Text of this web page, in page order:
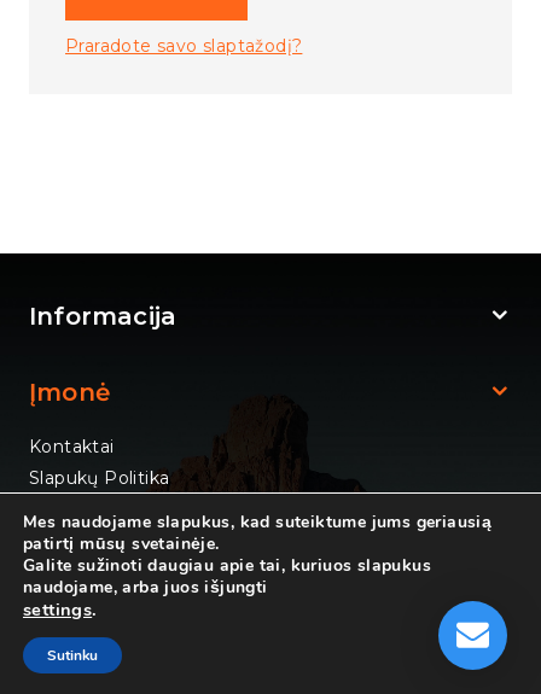
Praradote savo slaptažodį?
Informacija
Įmonė
Kontaktai
Slapukų Politika
Mes naudojame slapukus, kad suteiktume jums geriausią
patirtį mūsų svetainėje.
Galite sužinoti daugiau apie tai, kuriuos slapukus
naudojame, arba juos išjungti
settings.
Sutinku